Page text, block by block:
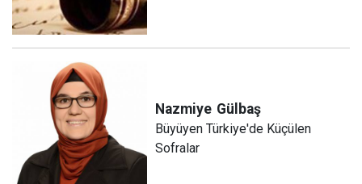
Nazmiye Gülbaş
Büyüyen Türkiye'de Küçülen
Sofralar